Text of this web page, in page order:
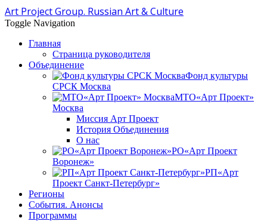
Art Project Group. Russian Art & Culture
Toggle Navigation
Главная
Страница руководителя
Объединение
Фонд культуры
СРСК Москва
МТО«Арт Проект»
Москва
Миссия Арт Проект
История Объединения
О нас
РО«Арт Проект
Воронеж»
РП«Арт
Проект Санкт-Петербург»
Регионы
События. Анонсы
Программы